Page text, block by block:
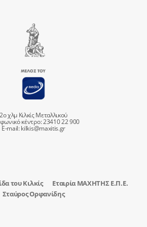
2ο χλμ Κιλκίς Μεταλλικού
κέντρο: 23410 22 900
E-mail:kilkis@maxitis.gr
του Κιλκίς
Εταιρία ΜΑΧΗΤΗΣ Ε.Π.Ε.
Σταύρος Ορφανίδης